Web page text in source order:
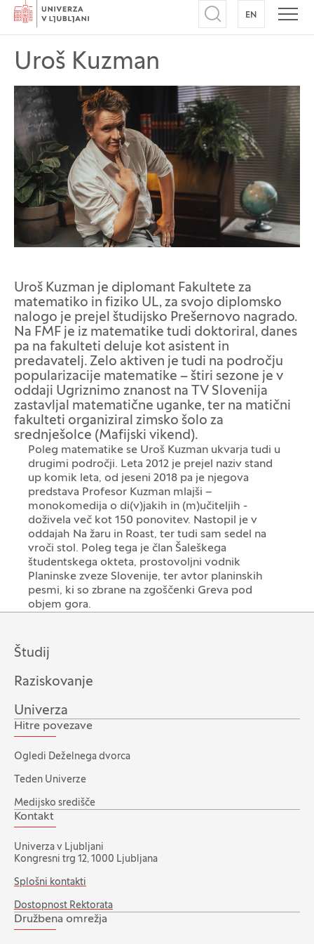
Domov
Odpri iskalnik
EN NA
Uroš Kuzman
Uroš Kuzman je diplomant Fakultete za
matematiko in fiziko UL, za svojo diplomsko
nalogo je prejel študijsko Prešernovo nagrado.
Na FMF je iz matematike tudi doktoriral, danes
pa na fakulteti deluje kot asistent in
predavatelj. Zelo aktiven je tudi na področju
popularizacije matematike – štiri sezone je v
oddaji Ugriznimo znanost na TV Slovenija
zastavljal matematične uganke, ter na matični
fakulteti organiziral zimsko šolo za
srednješolce (Mafijski vikend).
Poleg matematike se Uroš Kuzman ukvarja tudi u
drugimi področji. Leta 2012 je prejel naziv stand
up komik leta, od jeseni 2018 pa je njegova
predstava Profesor Kuzman mlajši –
monokomedija o di(v)jakih in (m)učiteljih -
doživela več kot 150 ponovitev. Nastopil je v
oddajah Na žaru in Roast, ter tudi sam sedel na
vroči stol. Poleg tega je član Šaleškega
študentskega okteta, prostovoljni vodnik
Planinske zveze Slovenije, ter avtor planinskih
pesmi, ki so zbrane na zgoščenki Greva pod
objem gora.
Študij
Raziskovanje
Univerza
Hitre povezave
Ogledi Deželnega dvorca
Teden Univerze
Medijsko središče
Kontakt
Univerza v Ljubljani
Kongresni trg 12, 1000 Ljubljana
Splošni kontakti
Dostopnost Rektorata
Družbena omrežja